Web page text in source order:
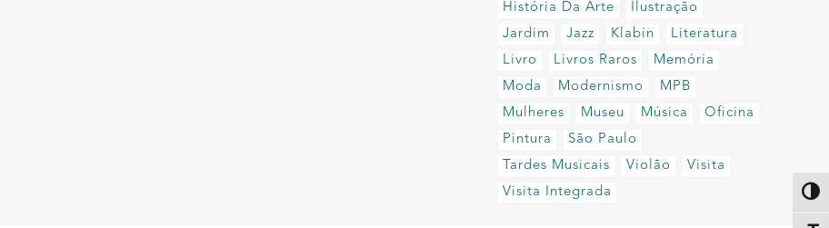
História Da Arte
Ilustração
Jardim
Jazz Klabin
Literatura
Livro
Livros Raros
Memória
Moda
Modernismo
MPB
Mulheres
Museu Música
Oficina
Pintura
São Paulo
Tardes Musicais
Violão
Visita
Visita Integrada